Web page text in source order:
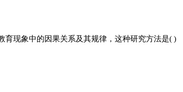
育现象中的因果关系及其规律，这种研究方法是( )